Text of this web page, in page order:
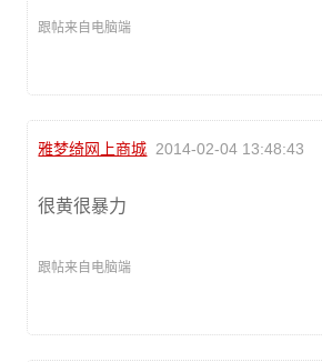
跟帖来自电脑端
雅梦绮网上商城 2014-02-04 13:48:43
很黄很暴力
跟帖来自电脑端